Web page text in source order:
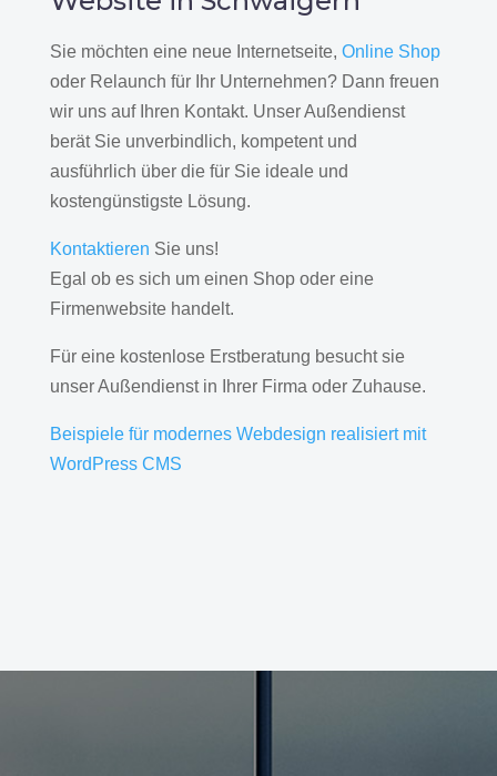
Sie möchten eine neue Internetseite, Online Shop
oder Relaunch für Ihr Unternehmen? Dann freuen
wir uns auf Ihren Kontakt. Unser Außendienst
berät Sie unverbindlich, kompetent und
ausführlich über die für Sie ideale und
kostengünstigste Lösung.
Kontaktieren Sie uns!
Egal ob es sich um einen Shop oder eine
Firmenwebsite handelt.
Für eine kostenlose Erstberatung besucht sie
unser Außendienst in Ihrer Firma oder Zuhause.
Beispiele für modernes Webdesign realisiert mit
WordPress CMS